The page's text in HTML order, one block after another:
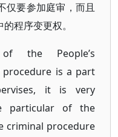
仅要参加庭审，而且
程序变更权。
the People’s
is a part
it is very
particular of the
criminal procedure